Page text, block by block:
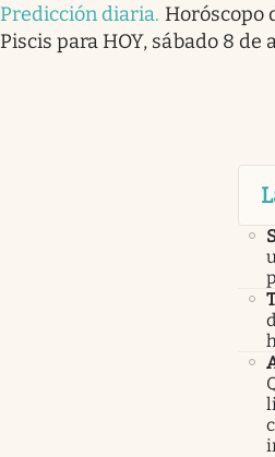
Predicción diaria. Horóscopo
Piscis para HOY, sábado 8 de